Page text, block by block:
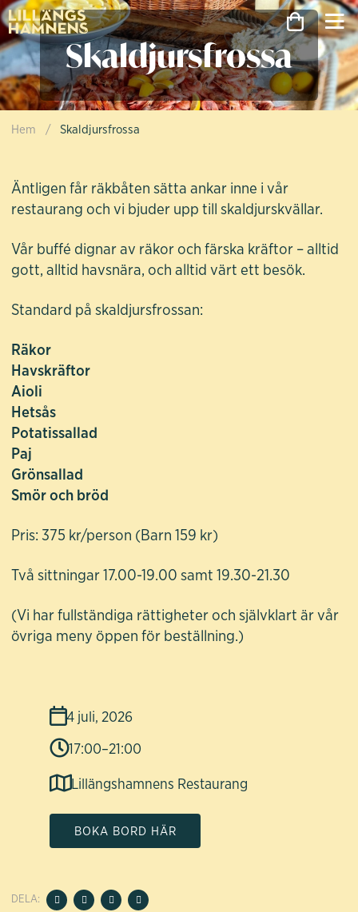
Skaldjursfrossa
Hem / Skaldjursfrossa
Äntligen får räkbåten sätta ankar inne i vår
restaurang och vi bjuder upp till skaldjurskvällar.
Vår buffé dignar av räkor och färska kräftor – alltid
gott, alltid havsnära, och alltid värt ett besök.
Standard på skaldjursfrossan:
Räkor
Havskräftor
Aioli
Hetsås
Potatissallad
Paj
Grönsallad
Smör och bröd
Pris: 375 kr/person (Barn 159 kr)
Två sittningar 17.00-19.00 samt 19.30-21.30
(Vi har fullständiga rättigheter och självklart är vår
övriga meny öppen för beställning.)
4 juli, 2026
17:00–21:00
Lillängshamnens Restaurang
BOKA BORD HÄR
DELA: